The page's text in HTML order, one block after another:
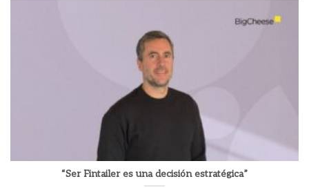
“Ser Fintailer es una decisión estratégica”